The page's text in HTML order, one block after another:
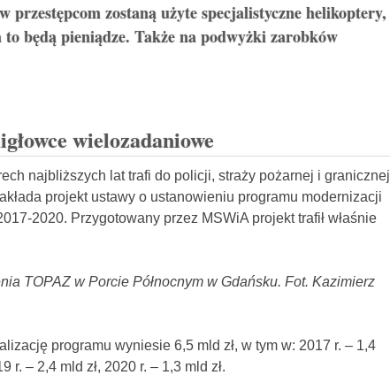
przestępcom zostaną użyte specjalistyczne helikoptery,
będą pieniądze. Także na podwyżki zarobków
wielozadaniowe
najbliższych lat trafi do policji, straży pożarnej i granicznej
projekt ustawy o ustanowieniu programu modernizacji
2020. Przygotowany przez MSWiA projekt trafił właśnie
TOPAZ w Porcie Północnym w Gdańsku. Fot. Kazimierz
programu wyniesie 6,5 mld zł, w tym w: 2017 r. – 1,4
r. – 2,4 mld zł, 2020 r. – 1,3 mld zł.